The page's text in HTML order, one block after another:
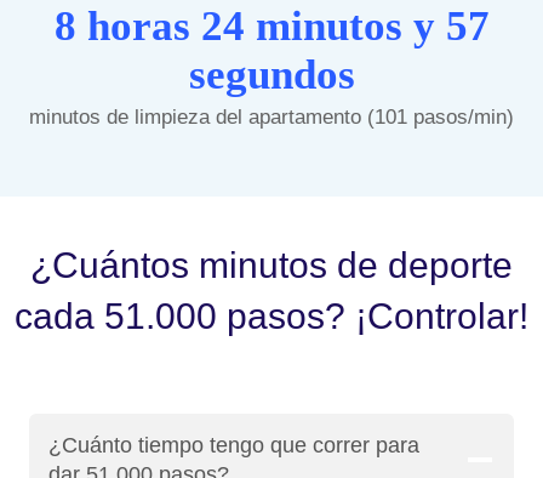
8 horas 24 minutos y 57
segundos
minutos de limpieza del apartamento (101 pasos/min)
¿Cuántos minutos de deporte
cada 51.000 pasos? ¡Controlar!
¿Cuánto tiempo tengo que correr para